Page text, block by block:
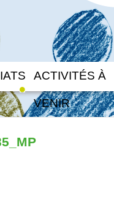
ACTIVITÉS À
VENIR